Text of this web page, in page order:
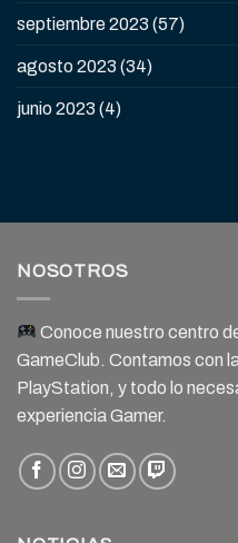
septiembre 2023 (57)
agosto 2023 (34)
junio 2023 (4)
NOSOTROS
Conoce nuestro centro
GameClub. Contamos con
PlayStation, y todo lo
experiencia Gamer.